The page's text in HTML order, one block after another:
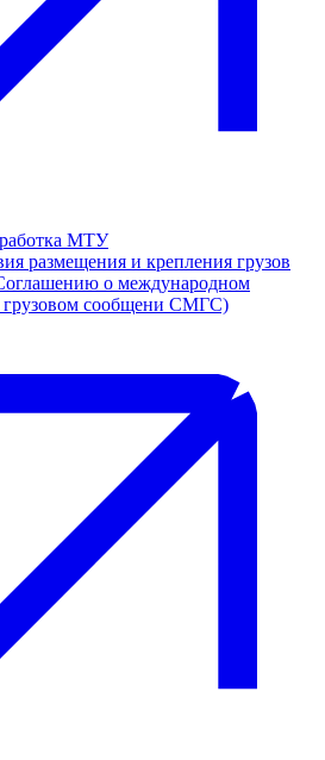
размещения и крепления грузов
о международном
грузовом сообщени СМГС)